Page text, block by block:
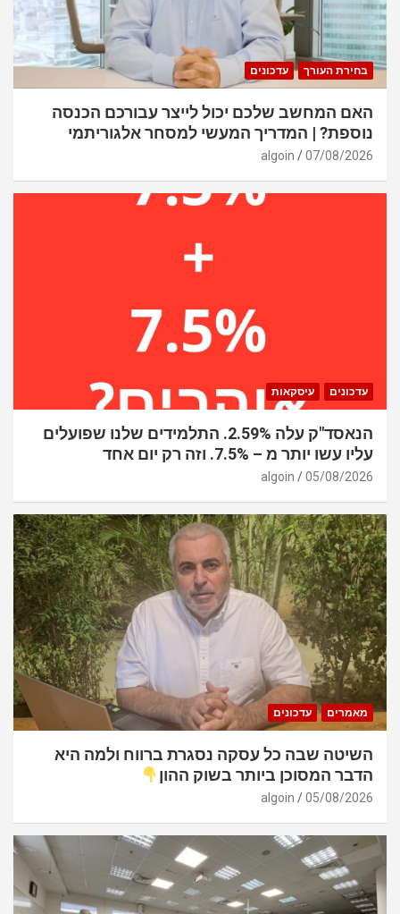
בחירת העורך עדכונים
האם המחשב שלכם יכול לייצר עבורכם הכנסה
נוספת? | המדריך המעשי למסחר אלגוריתמי
07/08/2026
algoin
עדכונים עיסקאות
הנאסד"ק עלה 2.59%. התלמידים שלנו שפועלים
עליו עשו יותר מ – 7.5%. וזה רק יום אחד
05/08/2026
algoin
מאמרים עדכונים
השיטה שבה כל עסקה נסגרת ברווח ולמה היא
הדבר המסוכן ביותר בשוק ההון
05/08/2026
algoin